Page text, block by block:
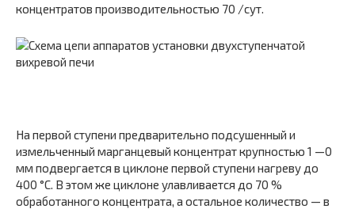
концентратов производительностью 70 /сут.
На первой ступени предварительно подсушенный и
измельченный марганцевый концентрат крупностью 1 —0
мм подвергается в циклоне первой ступени нагреву до
400 °С. В этом же циклоне улавливается до 70 %
обработанного концентрата, а остальное количество — в